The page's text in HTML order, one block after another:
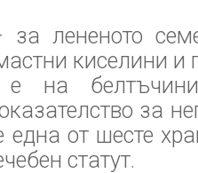
лененото
киселини и
на белтъчини,
за
от шесте
статут.